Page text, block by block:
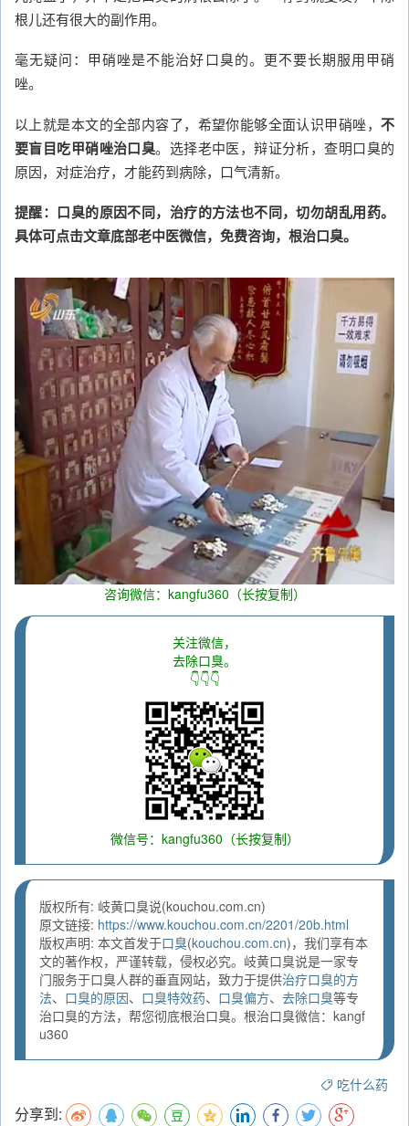
根儿还有很大的副作用。
毫无疑问：甲硝唑是不能治好口臭的。更不要长期服用甲硝
唑。
以上就是本文的全部内容了，希望你能够全面认识甲硝唑， 不
要盲目吃甲硝唑治口臭。选择老中医，辩证分析，查明口臭的
原因，对症治疗，才能药到病除，口气清新。
提醒：口臭的原因不同，治疗的方法也不同，切勿胡乱用药。
具体可点击文章底部老中医微信，免费咨询，根治口臭。
咨询微信：kangfu360（长按复制）
关注微信，
去除口臭。
👇👇👇
微信号：kangfu360（长按复制）
版权所有: 岐黄口臭说(kouchou.com.cn)
原文链接: https://www.kouchou.com.cn/2201/20b.html
版权声明: 本文首发于口臭(kouchou.com.cn)，我们享有本
文的著作权，严谨转载，侵权必究。岐黄口臭说是一家专
门服务于口臭人群的垂直网站，致力于提供治疗口臭的方
法、 口臭的原因、 口臭特效药、 口臭偏方、 去除口臭等专
治口臭的方法，帮您彻底根治口臭。根治口臭微信：kangf
u360
吃什么药
分享到: